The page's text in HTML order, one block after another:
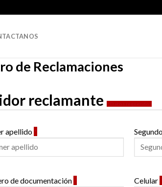
de Reclamaciones
reclamante
apellido
de documentación Celular